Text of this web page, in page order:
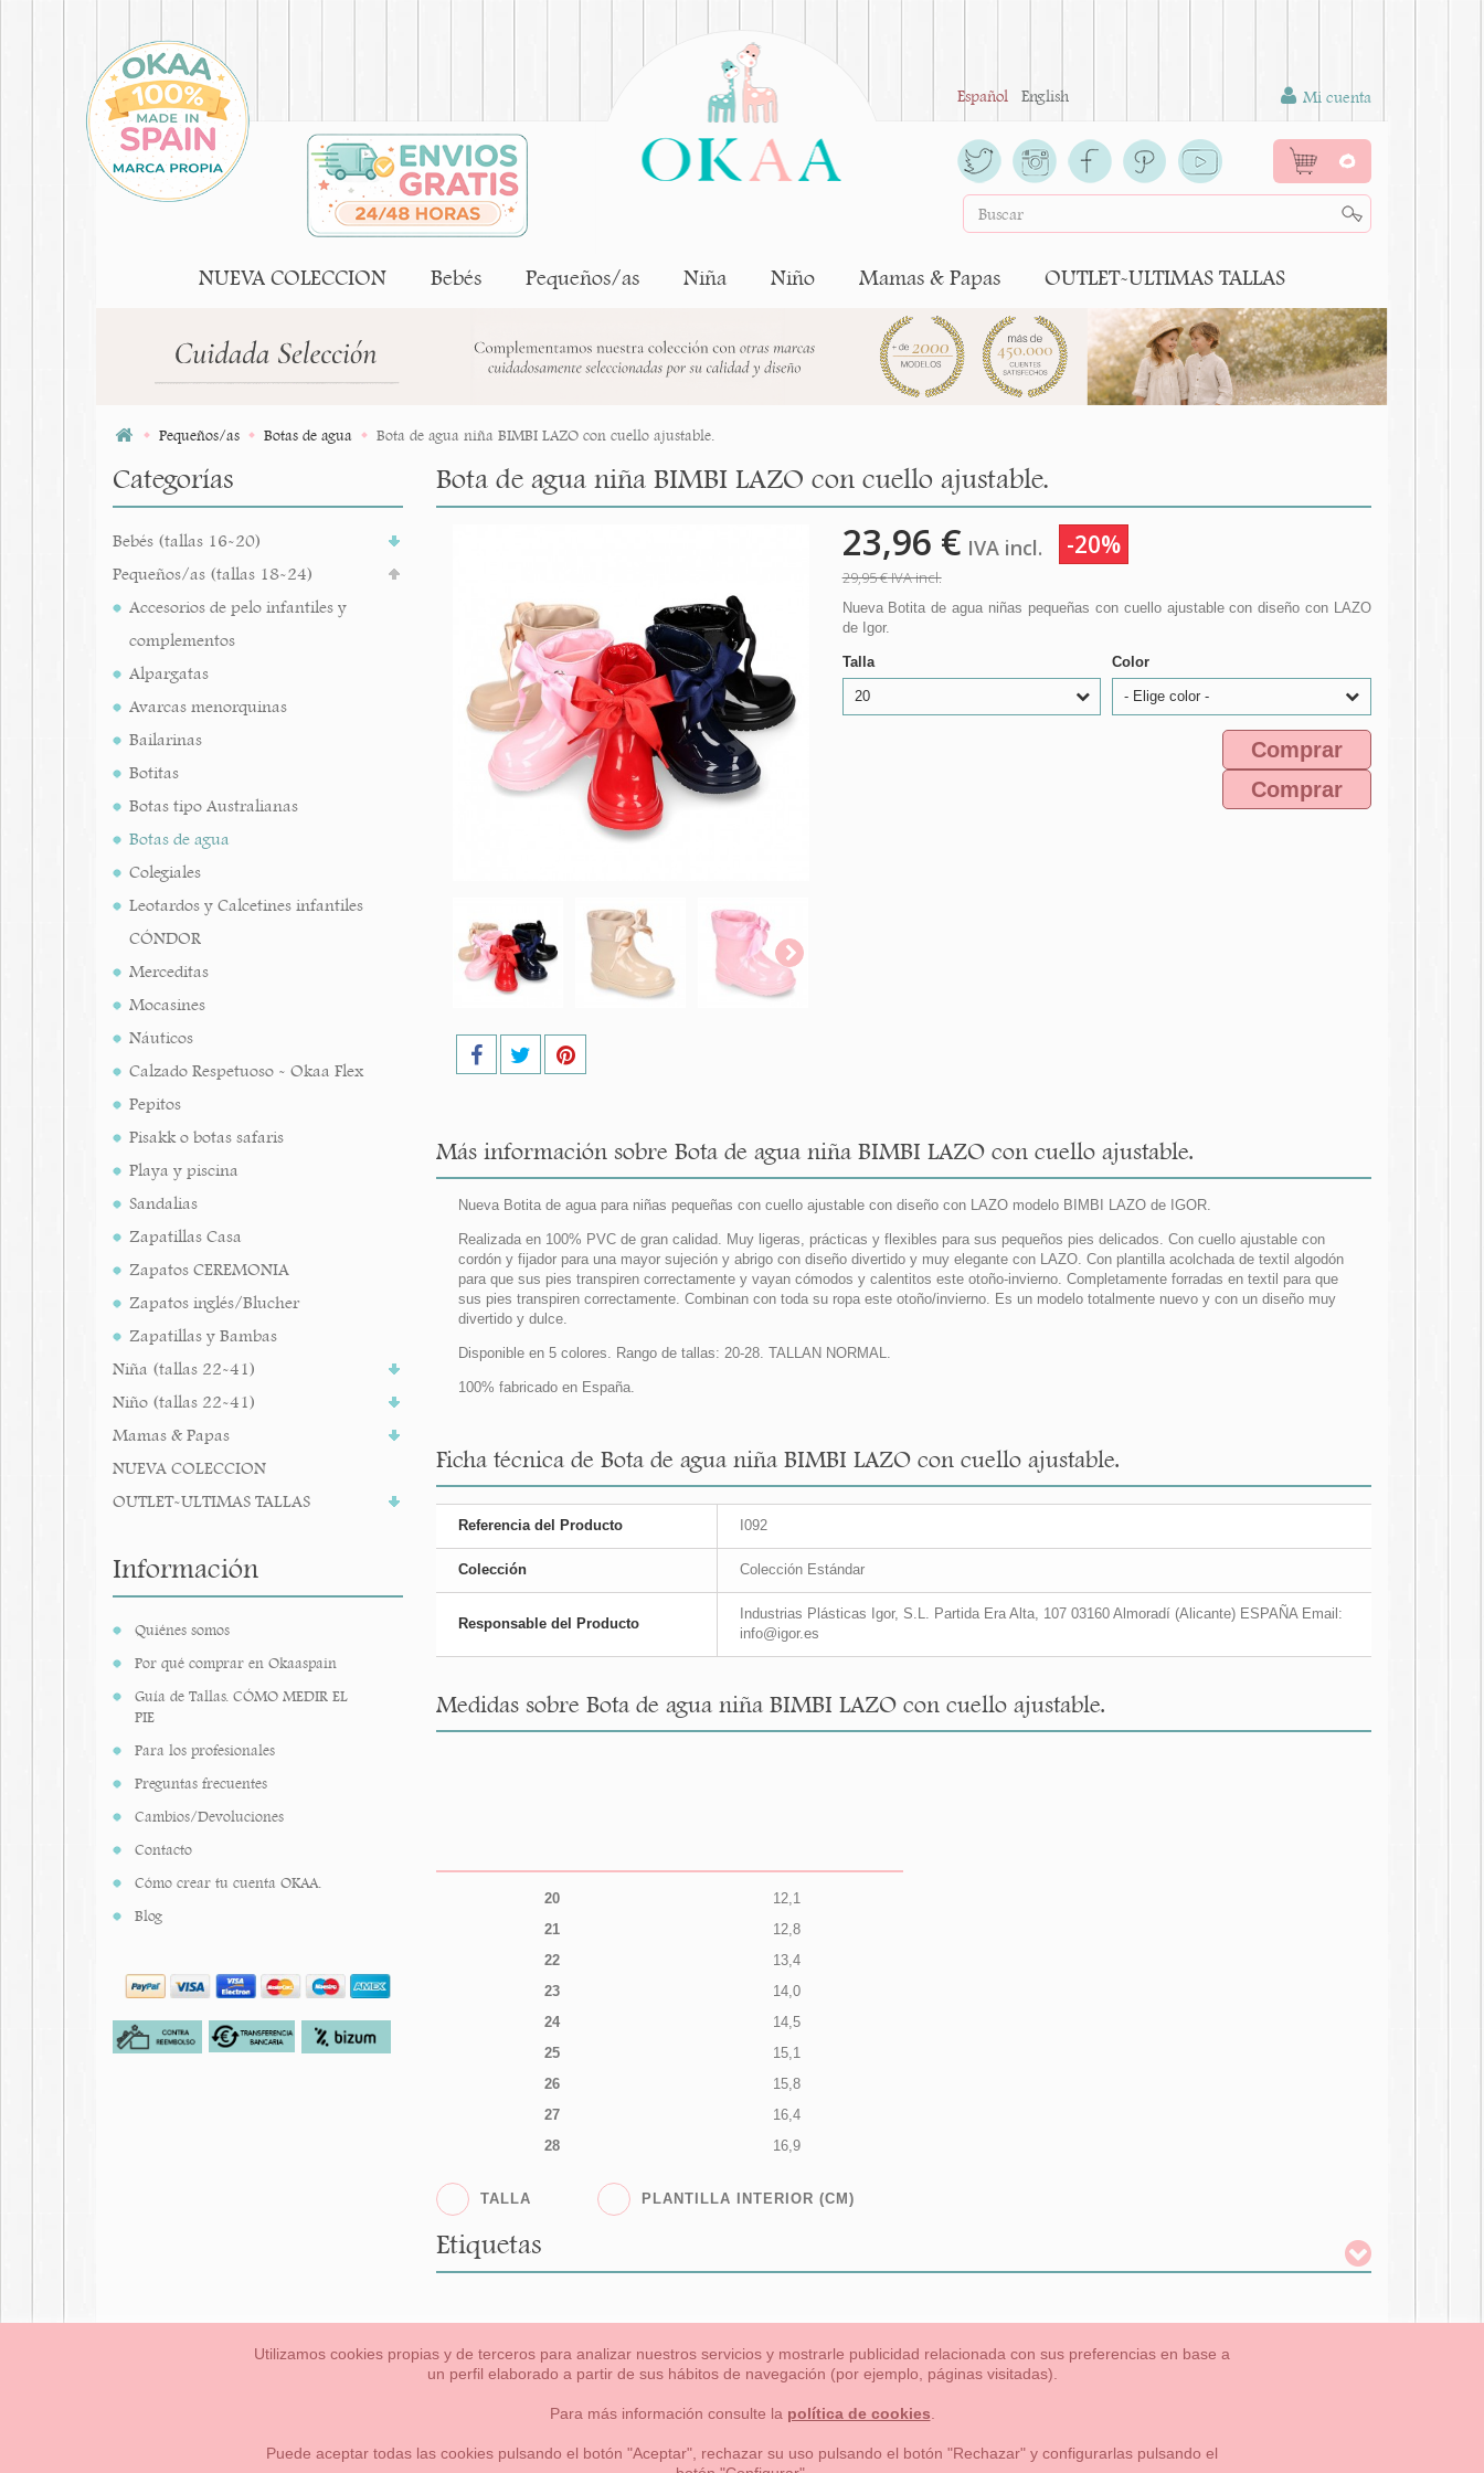
Español English Mi cuenta
0
NUEVA COLECCION Bebés Pequeños/as Niña Niño Mamas & Papas OUTLET-ULTIMAS TALLAS
Pequeños/as Botas de agua Bota de agua niña BIMBI LAZO con cuello ajustable.
Categorías
Bebés (tallas 16-20)
Pequeños/as (tallas 18-24)
Accesorios de pelo infantiles y
complementos
Alpargatas
Avarcas menorquinas
Bailarinas
Botitas
Botas tipo Australianas
Botas de agua
Colegiales
Leotardos y Calcetines infantiles
CÓNDOR
Merceditas
Mocasines
Náuticos
Calzado Respetuoso - Okaa Flex
Pepitos
Pisakk o botas safaris
Playa y piscina
Sandalias
Zapatillas Casa
Zapatos CEREMONIA
Zapatos inglés/Blucher
Zapatillas y Bambas
Niña (tallas 22-41)
Niño (tallas 22-41)
Mamas & Papas
NUEVA COLECCION
OUTLET-ULTIMAS TALLAS
Información
Quiénes somos
Por qué comprar en Okaaspain
Guía de Tallas. CÓMO MEDIR EL
PIE
Para los profesionales
Preguntas frecuentes
Cambios/Devoluciones
Contacto
Cómo crear tu cuenta OKAA.
Blog
Bota de agua niña BIMBI LAZO con cuello ajustable.
23,96 € IVA incl. -20%
29,95 €IVA incl.
Nueva Botita de agua niñas pequeñas con cuello ajustable con diseño con LAZO
de Igor.
Talla
20
Color
- Elige color -
Comprar
Comprar
Más información sobre Bota de agua niña BIMBI LAZO con cuello ajustable.
Nueva Botita de agua para niñas pequeñas con cuello ajustable con diseño con LAZO modelo BIMBI LAZO de IGOR.
Realizada en 100% PVC de gran calidad. Muy ligeras, prácticas y flexibles para sus pequeños pies delicados. Con cuello ajustable con
cordón y fijador para una mayor sujeción y abrigo con diseño divertido y muy elegante con LAZO. Con plantilla acolchada de textil algodón
para que sus pies transpiren correctamente y vayan cómodos y calentitos este otoño-invierno. Completamente forradas en textil para que
sus pies transpiren correctamente. Combinan con toda su ropa este otoño/invierno. Es un modelo totalmente nuevo y con un diseño muy
divertido y dulce.
Disponible en 5 colores. Rango de tallas: 20-28. TALLAN NORMAL.
100% fabricado en España.
Ficha técnica de Bota de agua niña BIMBI LAZO con cuello ajustable.
Referencia del Producto I092
Colección Colección Estándar
Responsable del Producto
Industrias Plásticas Igor, S.L. Partida Era Alta, 107 03160 Almoradí (Alicante) ESPAÑA Email:
info@igor.es
Medidas sobre Bota de agua niña BIMBI LAZO con cuello ajustable.
20
12,1
21
12,8
22
13,4
23
14,0
24
14,5
25
15,1
26
15,8
27
16,4
28
16,9
TALLA PLANTILLA INTERIOR (CM)
Etiquetas
Pequeños/as Niña Niño Mamas & Papas NUEVA COLECCION OUTLET-ULTIMAS TALLAS
Condiciones generales de compra, formas de pago , política de devoluciones y reembolsos Privacidad
Utilizamos cookies propias y de terceros para analizar nuestros servicios y mostrarle publicidad relacionada con sus preferencias en base a
un perfil elaborado a partir de sus hábitos de navegación (por ejemplo, páginas visitadas).
Para más información consulte la política de cookies
Puede aceptar todas las cookies pulsando el botón "Aceptar", rechazar su uso pulsando el botón "Rechazar" y configurarlas pulsando el